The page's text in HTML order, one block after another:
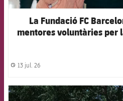
La Fundació FC
mentores voluntàries per
label.share.clock
13 jul. 26